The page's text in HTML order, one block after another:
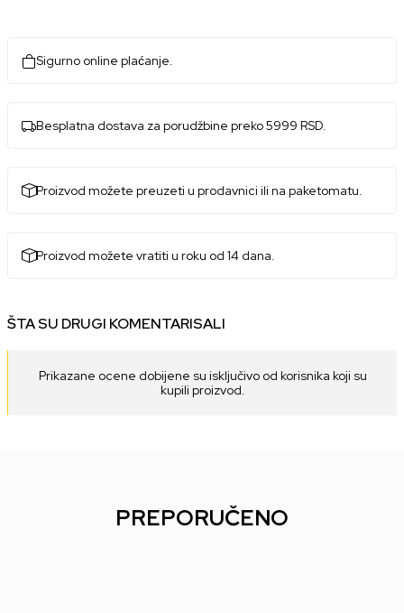
Sigurno online plaćanje.
Besplatna dostava za porudžbine preko 5999 RSD.
Proizvod možete preuzeti u prodavnici ili na paketomatu.
Proizvod možete vratiti u roku od 14 dana.
ŠTA SU DRUGI KOMENTARISALI
Prikazane ocene dobijene su isključivo od korisnika koji su
kupili proizvod.
PREPORUČENO